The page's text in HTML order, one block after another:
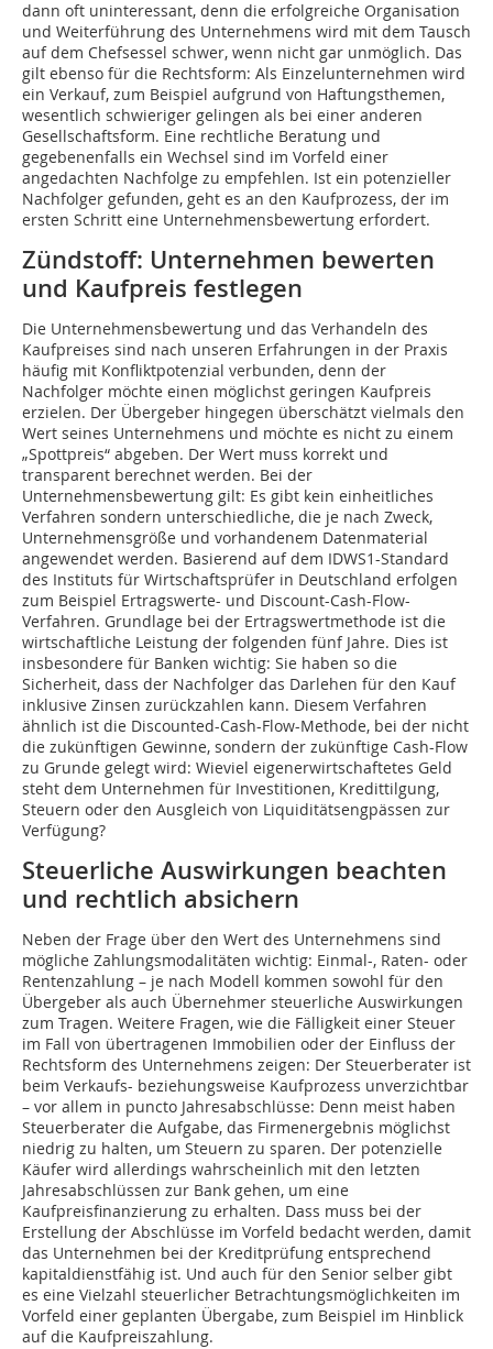
dann oft uninteressant, denn die erfolgreiche Organisation
und Weiterführung des Unternehmens wird mit dem Tausch
auf dem Chefsessel schwer, wenn nicht gar unmöglich. Das
gilt ebenso für die Rechtsform: Als Einzelunternehmen wird
ein Verkauf, zum Beispiel aufgrund von Haftungsthemen,
wesentlich schwieriger gelingen als bei einer anderen
Gesellschaftsform. Eine rechtliche Beratung und
gegebenenfalls ein Wechsel sind im Vorfeld einer
angedachten Nachfolge zu empfehlen. Ist ein potenzieller
Nachfolger gefunden, geht es an den Kaufprozess, der im
ersten Schritt eine Unternehmensbewertung erfordert.
Zündstoff: Unternehmen bewerten
und Kaufpreis festlegen
Die Unternehmensbewertung und das Verhandeln des
Kaufpreises sind nach unseren Erfahrungen in der Praxis
häufig mit Konfliktpotenzial verbunden, denn der
Nachfolger möchte einen möglichst geringen Kaufpreis
erzielen. Der Übergeber hingegen überschätzt vielmals den
Wert seines Unternehmens und möchte es nicht zu einem
„Spottpreis“ abgeben. Der Wert muss korrekt und
transparent berechnet werden. Bei der
Unternehmensbewertung gilt: Es gibt kein einheit­liches
Verfahren sondern unterschiedliche, die je nach Zweck,
Unternehmensgröße und vorhandenem Datenmaterial
angewendet werden. Basierend auf dem IDWS1-Standard
des Instituts für Wirtschaftsprüfer in Deutschland erfolgen
zum Beispiel Ertragswerte- und Discount-Cash-Flow-
Verfahren. Grundlage bei der Ertragswertmethode ist die
wirtschaftliche Leistung der folgenden fünf Jahre. Dies ist
insbesondere für Banken wichtig: Sie haben so die
Sicherheit, dass der Nachfolger das Darlehen für den Kauf
inklusive Zinsen zurückzahlen kann. Diesem Verfahren
ähnlich ist die Discounted-Cash-Flow-Methode, bei der nicht
die zukünftigen Gewinne, sondern der zukünftige Cash-Flow
zu Grunde gelegt wird: Wieviel eigenerwirtschaftetes Geld
steht dem Unternehmen für Investitionen, Kredittilgung,
Steuern oder den Ausgleich von Liquiditätsengpässen zur
Verfügung?
Steuerliche Auswirkungen beachten
und rechtlich absichern
Neben der Frage über den Wert des Unternehmens sind
mögliche Zahlungsmodalitäten wichtig: Einmal-, Raten- oder
Rentenzahlung – je nach Modell kommen sowohl für den
Übergeber als auch Übernehmer steuerliche Auswirkungen
zum Tragen. Weitere Fragen, wie die Fälligkeit einer Steuer
im Fall von übertragenen Immobilien oder der Einfluss der
Rechtsform des Unternehmens zeigen: Der Steuerberater ist
beim Verkaufs- beziehungsweise Kaufprozess unverzichtbar
– vor allem in puncto Jahresabschlüsse: Denn meist haben
Steuerberater die Aufgabe, das Firmenergebnis möglichst
niedrig zu halten, um Steuern zu sparen. Der potenzielle
Käufer wird allerdings wahrscheinlich mit den letzten
Jahresabschlüssen zur Bank gehen, um eine
Kaufpreisfinanzierung zu erhalten. Dass muss bei der
Erstellung der Abschlüsse im Vorfeld bedacht werden, damit
das Unternehmen bei der Kreditprüfung entsprechend
kapitaldienstfähig ist. Und auch für den Senior selber gibt
es eine Vielzahl steuerlicher Betrachtungsmöglichkeiten im
Vorfeld einer geplanten Übergabe, zum Beispiel im Hinblick
auf die Kaufpreiszahlung.